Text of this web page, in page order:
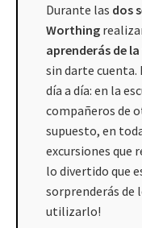
Durante las dos
Worthing
aprenderás de
sin darte
día a día: en la
compañeros de
supuesto, en
excursiones que
lo divertido que
sorprenderás de
utilizarlo!